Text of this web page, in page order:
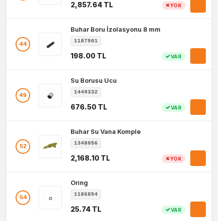
2,857.64 TL YOK
44
Buhar Boru İzolasyonu 8 mm
1187501
198.00 TL VAR
49
Su Borusu Ucu
1449332
676.50 TL VAR
52
Buhar Su Vana Komple
1348056
2,168.10 TL YOK
54
Oring
1186854
25.74 TL VAR